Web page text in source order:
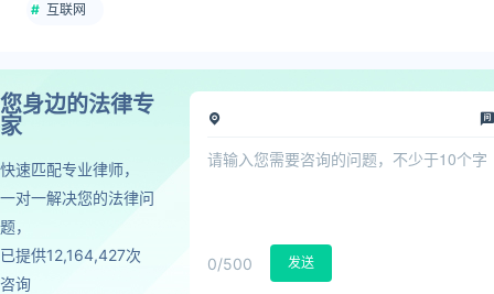
互联网
您身边的法律专
家
快速匹配专业律师，
一对一解决您的法律问
题，
已提供12,164,427次
咨询
0/500 发送